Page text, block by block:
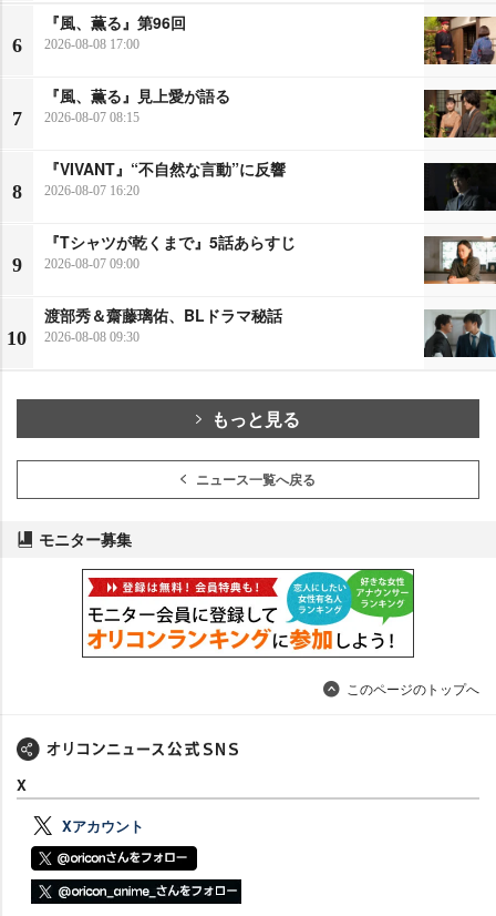
6
『風、薫る』第96回
2026-08-08 17:00
7
『風、薫る』見上愛が語る
2026-08-07 08:15
8
『VIVANT』“不自然な言動”に反響
2026-08-07 16:20
9
『Tシャツが乾くまで』5話あらすじ
2026-08-07 09:00
10
渡部秀＆齋藤璃佑、BLドラマ秘話
2026-08-08 09:30
もっと見る
ニュース一覧へ戻る
モニター募集
このページのトップへ
X
Xアカウント